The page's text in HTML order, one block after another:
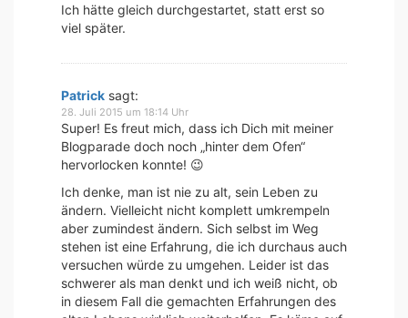
Ich hätte gleich durchgestartet, statt erst so
viel später.
Patrick sagt:
28. Juli 2015 um 18:14 Uhr
Super! Es freut mich, dass ich Dich mit meiner
Blogparade doch noch „hinter dem Ofen“
hervorlocken konnte! 😉
Ich denke, man ist nie zu alt, sein Leben zu
ändern. Vielleicht nicht komplett umkrempeln
aber zumindest ändern. Sich selbst im Weg
stehen ist eine Erfahrung, die ich durchaus auch
versuchen würde zu umgehen. Leider ist das
schwerer als man denkt und ich weiß nicht, ob
in diesem Fall die gemachten Erfahrungen des